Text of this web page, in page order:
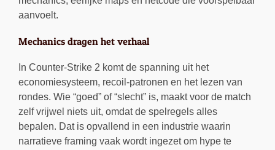
aanvoelt.
Mechanics dragen het verhaal
In Counter-Strike 2 komt de spanning uit het
economiesysteem, recoil-patronen en het lezen van
rondes. Wie “goed” of “slecht” is, maakt voor de match
zelf vrijwel niets uit, omdat de spelregels alles
bepalen. Dat is opvallend in een industrie waarin
narratieve framing vaak wordt ingezet om hype te